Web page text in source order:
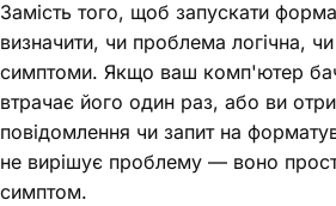
Замість того, щоб запускати
визначити, чи проблема логічна, чи
симптоми. Якщо ваш комп'ютер
втрачає його один раз, або ви
повідомлення чи запит на
не вирішує проблему — воно
симптом.